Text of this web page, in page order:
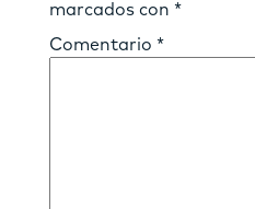
marcados con *
Comentario *